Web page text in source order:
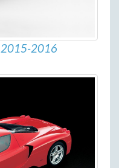
2015-2016